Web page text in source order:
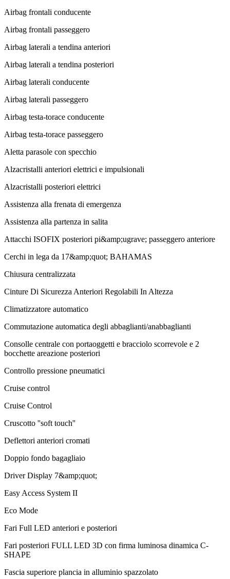
Airbag frontali conducente
Airbag frontali passeggero
Airbag laterali a tendina anteriori
Airbag laterali a tendina posteriori
Airbag laterali conducente
Airbag laterali passeggero
Airbag testa-torace conducente
Airbag testa-torace passeggero
Aletta parasole con specchio
Alzacristalli anteriori elettrici e impulsionali
Alzacristalli posteriori elettrici
Assistenza alla frenata di emergenza
Assistenza alla partenza in salita
Attacchi ISOFIX posteriori pi&amp;ugrave; passeggero anteriore
Cerchi in lega da 17&amp;quot; BAHAMAS
Chiusura centralizzata
Cinture Di Sicurezza Anteriori Regolabili In Altezza
Climatizzatore automatico
Commutazione automatica degli abbaglianti/anabbaglianti
Consolle centrale con portaoggetti e bracciolo scorrevole e 2
bocchette areazione posteriori
Controllo pressione pneumatici
Cruise control
Cruise Control
Cruscotto ''soft touch''
Deflettori anteriori cromati
Doppio fondo bagagliaio
Driver Display 7&amp;quot;
Easy Access System II
Eco Mode
Fari Full LED anteriori e posteriori
Fari posteriori FULL LED 3D con firma luminosa dinamica C-
SHAPE
Fascia superiore plancia in alluminio spazzolato